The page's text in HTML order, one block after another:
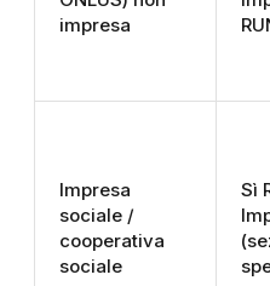
impresa
Impresa
sociale /
cooperativa
sociale
Sì